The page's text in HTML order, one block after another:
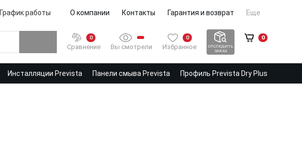
График работы О компании Контакты Гарантия и возврат Еще
0
Сравнение Вы смотрели
0
Избранное
ОТСЛЕДИТЬ
ЗАКАЗ
0
Инсталляции Prevista Панели смыва Prevista Профиль Prevista Dry Plus